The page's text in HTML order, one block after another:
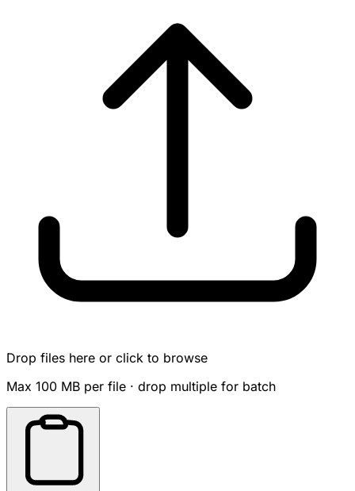
Drop files here or click to browse
Max 100 MB per file · drop multiple for batch